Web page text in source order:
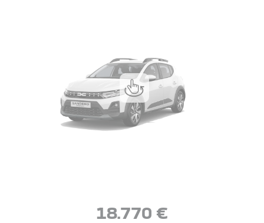
18.770 €